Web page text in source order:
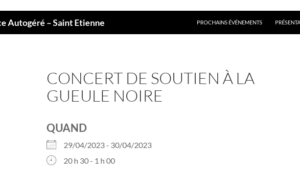
Autogéré – Saint Etienne PROCHAINS ÉVÉNEMENTS
CONCERT DE SOUTIEN À LA
GUEULE NOIRE
QUAND
29/04/2023 - 30/04/2023
20 h 30 - 1 h 00